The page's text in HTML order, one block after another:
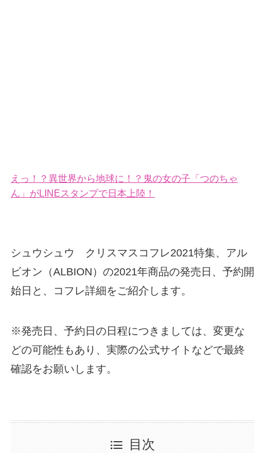
えっ！？異世界から地球に！？鬼の女の子「つのちゃ
ん」がLINEスタンプで日本上陸！
シュウシュウ クリスマスコフレ2021特集、アル
ビオン（ALBION）の2021年商品の発売日、予約開
始日と、コフレ詳細をご紹介します。
※発売日、予約日の日程につきましては、変更な
どの可能性もあり、実際の公式サイトなどで最終
確認をお願いします。
目次